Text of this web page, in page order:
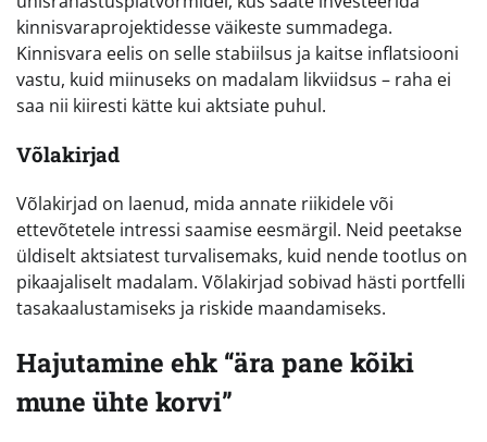
kinnisvaraprojektidesse väikeste summadega.
Kinnisvara eelis on selle stabiilsus ja kaitse inflatsiooni
vastu, kuid miinuseks on madalam likviidsus – raha ei
saa nii kiiresti kätte kui aktsiate puhul.
Võlakirjad
Võlakirjad on laenud, mida annate riikidele või
ettevõtetele intressi saamise eesmärgil. Neid peetakse
üldiselt aktsiatest turvalisemaks, kuid nende tootlus on
pikaajaliselt madalam. Võlakirjad sobivad hästi portfelli
tasakaalustamiseks ja riskide maandamiseks.
Hajutamine ehk “ära pane kõiki
mune ühte korvi”